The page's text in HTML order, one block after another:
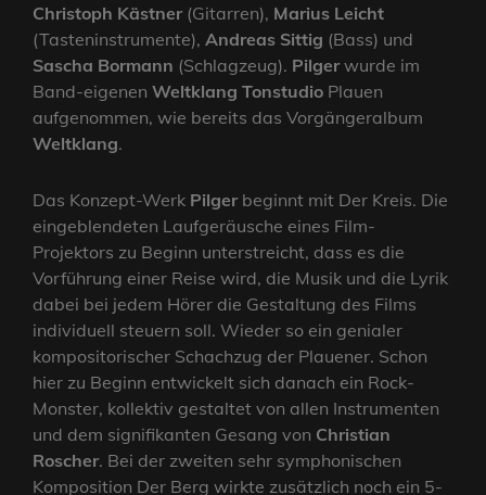
Christoph Kästner(Gitarren), Marius Leicht
(Tasteninstrumente), Andreas Sittig (Bass) und
Sascha Bormann (Schlagzeug). Pilgerwurde im
Band-eigenen Weltklang Tonstudio Plauen
aufgenommen, wie bereits das Vorgängeralbum
Weltklang.
Das Konzept-Werk Pilgerbeginnt mit Der Kreis. Die
eingeblendeten Laufgeräusche eines Film-
Projektors zu Beginn unterstreicht, dass es die
Vorführung einer Reise wird, die Musik und die Lyrik
dabei bei jedem Hörer die Gestaltung des Films
individuell steuern soll. Wieder so ein genialer
kompositorischer Schachzug der Plauener. Schon
hier zu Beginn entwickelt sich danach ein Rock-
Monster, kollektiv gestaltet von allen Instrumenten
und dem signifikanten Gesang von Christian
Roscher. Bei der zweiten sehr symphonischen
Komposition Der Berg wirkte zusätzlich noch ein 5-